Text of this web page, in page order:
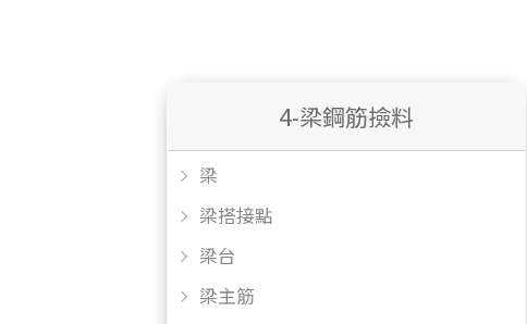
4-梁鋼筋撿料
梁
梁搭接點
梁台
梁主筋